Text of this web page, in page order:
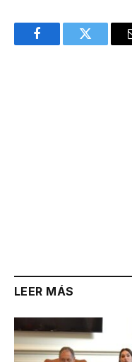
FacebookTwitter
LEER MÁS